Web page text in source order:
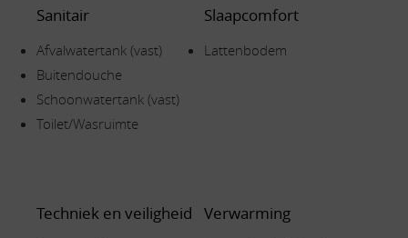
Sanitair
Afvalwatertank (vast)
Buitendouche
Schoonwatertank (vast)
Toilet/Wasruimte
Slaapcomfort
Lattenbodem
Techniek en veiligheid Verwarming